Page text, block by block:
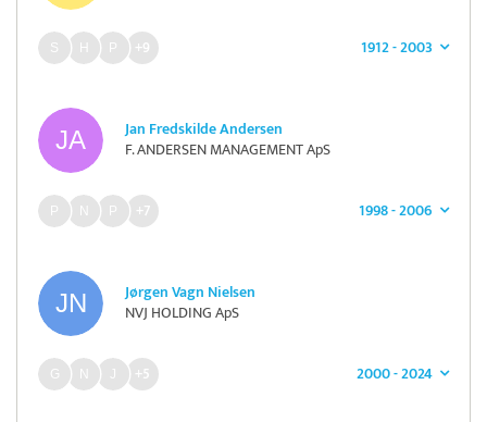
1912 - 2003
+9
Jan Fredskilde Andersen
F. ANDERSEN MANAGEMENT ApS
1998 - 2006
+7
Jørgen Vagn Nielsen
NVJ HOLDING ApS
2000 - 2024
+5